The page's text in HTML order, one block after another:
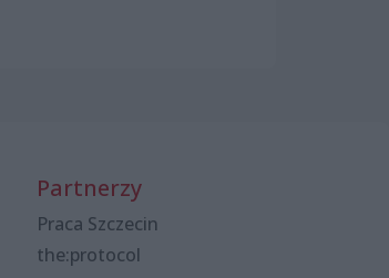
Partnerzy
Praca Szczecin
the:protocol